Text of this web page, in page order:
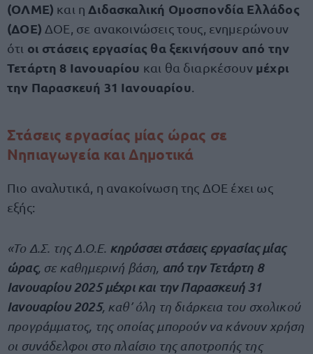
(ΟΛΜΕ) και η Διδασκαλική Ομοσπονδία Ελλάδος
(ΔΟΕ) ΔΟΕ, σε ανακοινώσεις τους, ενημερώνουν
ότι οι στάσεις εργασίας θα ξεκινήσουν από την
Τετάρτη 8 Ιανουαρίου και θα διαρκέσουνμέχρι
την Παρασκευή 31 Ιανουαρίου
Στάσεις εργασίας μίας ώρας σε
Νηπιαγωγεία και Δημοτικά
Πιο αναλυτικά, η ανακοίνωση της ΔΟΕ έχει ως
εξής:
«Το Δ.Σ. της Δ.Ο.Ε. κηρύσσει στάσεις εργασίας μίας
ώρας, σε καθημερινή βάση, από την Τετάρτη 8
Ιανουαρίου 2025 μέχρι και την Παρασκευή 31
Ιανουαρίου 2025, καθ’ όλη τη διάρκεια του σχολικού
προγράμματος, της οποίας μπορούν να κάνουν χρήση
οι συνάδελφοι στο πλαίσιο της αποτροπής της